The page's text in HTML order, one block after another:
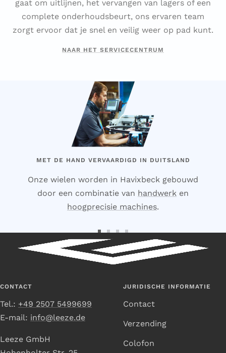
gaat om uitlijnen, het vervangen van lagers of een
complete onderhoudsbeurt, ons ervaren team
zorgt ervoor dat je snel en veilig weer op pad kunt.
NAAR HET SERVICECENTRUM
MET DE HAND VERVAARDIGD IN DUITSLAND
Onze wielen worden in Havixbeck gebouwd
door een combinatie van handwerk en
hoogprecisie machines.
Ga
naar
dia
Ga
naar
dia
naar
dia
naar
dia
CONTACT
Tel.: +49 2507 5499699
E-mail: info@leeze.de
Leeze GmbH
JURIDISCHE INFORMATIE
Contact
Verzending
Colofon